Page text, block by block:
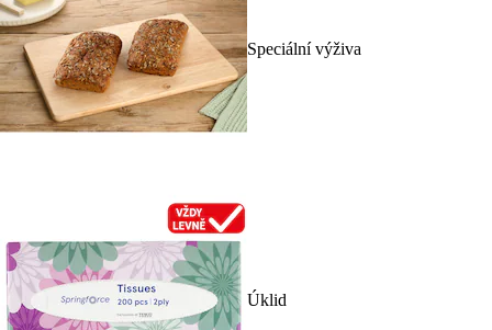
Speciální výživa
Úklid